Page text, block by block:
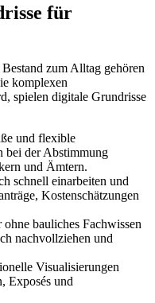
für
zum Alltag gehören
komplexen
spielen digitale Grundrisse
und flexible
bei der Abstimmung
und Ämtern.
schnell einarbeiten und
Kostenschätzungen
bauliches Fachwissen
nachvollziehen und
Visualisierungen
Exposés und